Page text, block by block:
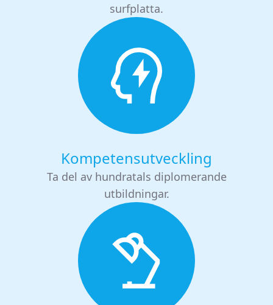
surfplatta.
Kompetensutveckling
Ta del av hundratals diplomerande
utbildningar.